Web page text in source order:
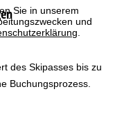
Sie in unserem
und
des Skipasses bis zu
Buchungsprozess.